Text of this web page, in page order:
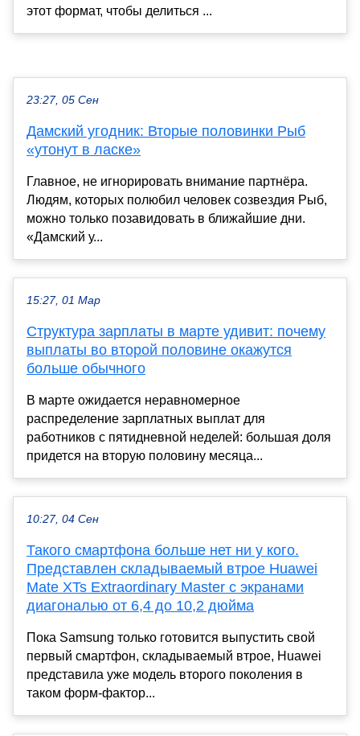
этот формат, чтобы делиться ...
23:27, 05 Сен
Дамский угодник: Вторые половинки Рыб
«утонут в ласке»
Главное, не игнорировать внимание партнёра.
Людям, которых полюбил человек созвездия Рыб,
можно только позавидовать в ближайшие дни.
«Дамский у...
15:27, 01 Мар
Структура зарплаты в марте удивит: почему
выплаты во второй половине окажутся
больше обычного
В марте ожидается неравномерное
распределение зарплатных выплат для
работников с пятидневной неделей: большая доля
придется на вторую половину месяца...
10:27, 04 Сен
Такого смартфона больше нет ни у кого.
Представлен складываемый втрое Huawei
Mate XTs Extraordinary Master с экранами
диагональю от 6,4 до 10,2 дюйма
Пока Samsung только готовится выпустить свой
первый смартфон, складываемый втрое, Huawei
представила уже модель второго поколения в
таком форм-фактор...